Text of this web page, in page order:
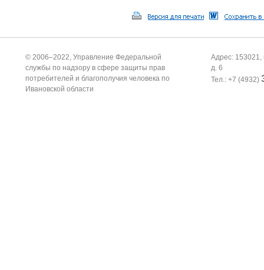
© 2006–2022, Управление Федеральной
службы по надзору в сфере защиты прав
потребителей и благополучия человека по
Ивановской области
Адрес: 153021,
д. 6
Тел.: +7 (4932)